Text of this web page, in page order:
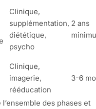
Clinique,
supplémentation,
diététique,
psycho
2 ans
Clinique,
imagerie,
rééducation
3-6
des phases et